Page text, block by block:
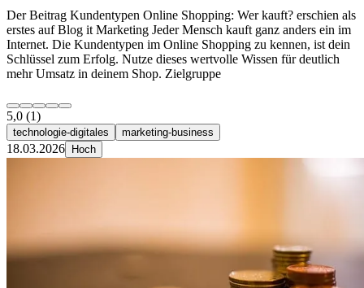
Der Beitrag Kundentypen Online Shopping: Wer kauft? erschien als
erstes auf Blog it Marketing Jeder Mensch kauft ganz anders ein im
Internet. Die Kundentypen im Online Shopping zu kennen, ist dein
Schlüssel zum Erfolg. Nutze dieses wertvolle Wissen für deutlich
mehr Umsatz in deinem Shop. Zielgruppe
5,0 (1)
technologie-digitales marketing-business
18.03.2026 Hoch